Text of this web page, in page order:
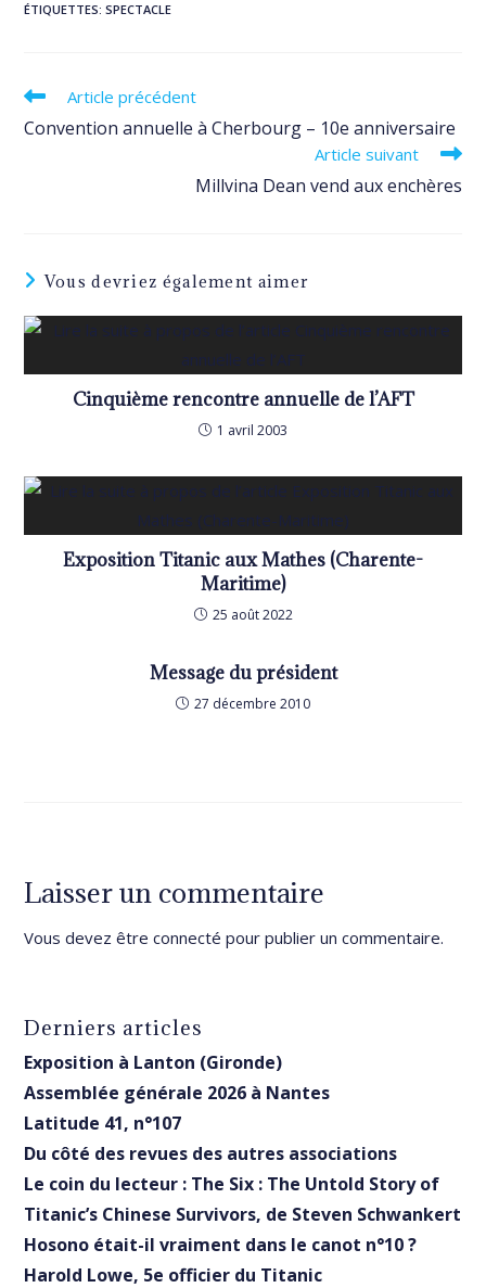
ÉTIQUETTES:SPECTACLE
Read
articles
Article précédent
Convention annuelle à Cherbourg – 10e anniversaire
Article suivant
Millvina Dean vend aux enchères
Vous devriez également aimer
Cinquième rencontre annuelle de l’AFT
1 avril 2003
Exposition Titanic aux Mathes (Charente-
Maritime)
25 août 2022
Message du président
27 décembre 2010
Laisser un commentaire
Vous devez êtreconnecté pour publier un commentaire.
Derniers articles
Exposition à Lanton (Gironde)
Assemblée générale 2026 à Nantes
Latitude 41, n°107
Du côté des revues des autres associations
Le coin du lecteur : The Six : The Untold Story of
Titanic’s Chinese Survivors, de Steven Schwankert
Hosono était-il vraiment dans le canot n°10 ?
Harold Lowe, 5e officier du Titanic